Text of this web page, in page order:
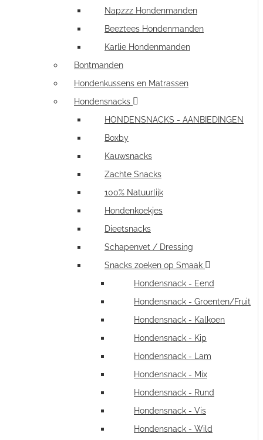
Napzzz Hondenmanden
Beeztees Hondenmanden
Karlie Hondenmanden
Bontmanden
Hondenkussens en Matrassen
Hondensnacks
HONDENSNACKS - AANBIEDINGEN
Boxby
Kauwsnacks
Zachte Snacks
100% Natuurlijk
Hondenkoekjes
Dieetsnacks
Schapenvet / Dressing
Snacks zoeken op Smaak
Hondensnack - Eend
Hondensnack - Groenten/Fruit
Hondensnack - Kalkoen
Hondensnack - Kip
Hondensnack - Lam
Hondensnack - Mix
Hondensnack - Rund
Hondensnack - Vis
Hondensnack - Wild